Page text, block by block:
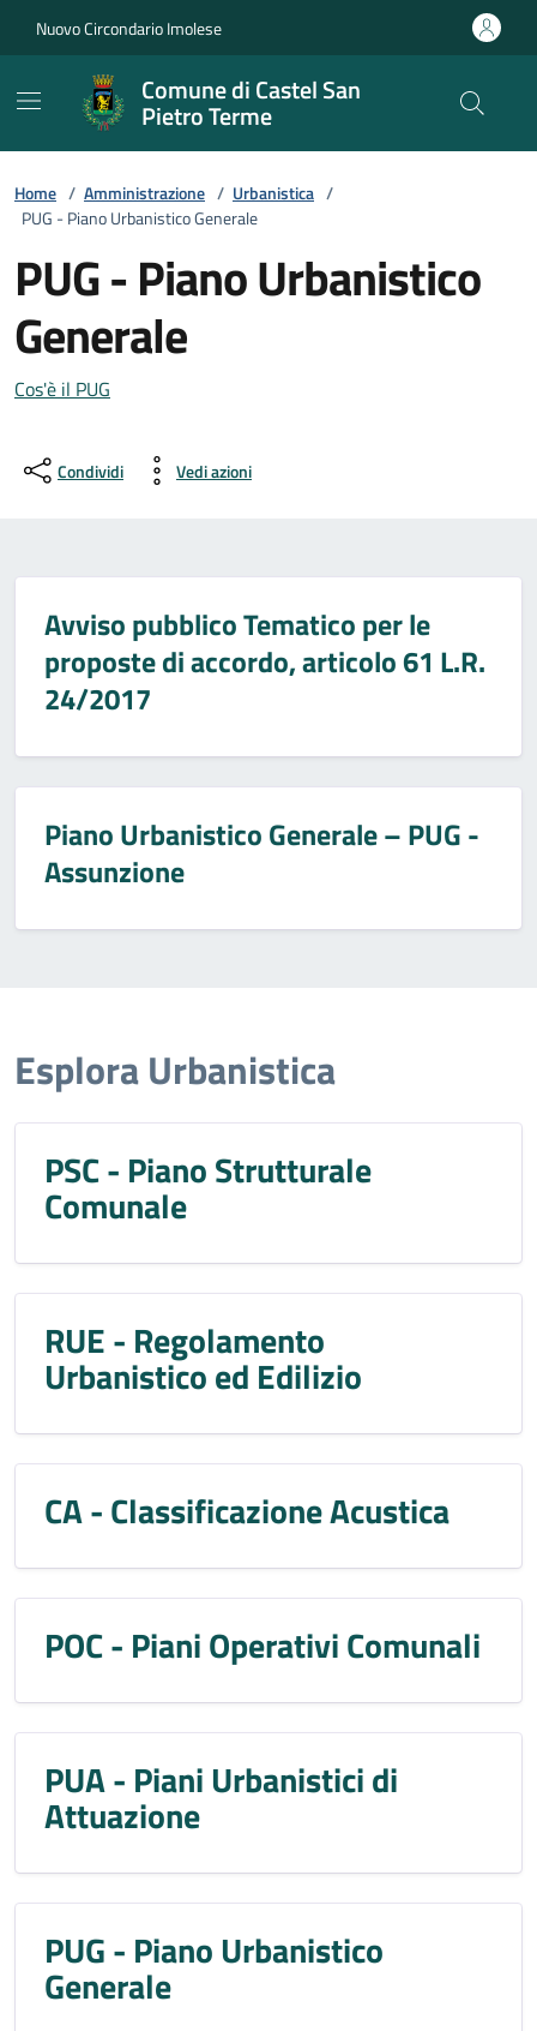
Nuovo Circondario Imolese
Comune di Castel San
Pietro Terme
Home / Amministrazione / Urbanistica /
PUG - Piano Urbanistico Generale
PUG - Piano Urbanistico
Generale
Cos'è il PUG
Condividi Vedi azioni
Avviso pubblico Tematico per le
proposte di accordo, articolo 61 L.R.
24/2017
Piano Urbanistico Generale – PUG -
Assunzione
Esplora Urbanistica
PSC - Piano Strutturale
Comunale
RUE - Regolamento
Urbanistico ed Edilizio
CA - Classificazione Acustica
POC - Piani Operativi Comunali
PUA - Piani Urbanistici di
Attuazione
PUG - Piano Urbanistico
Generale